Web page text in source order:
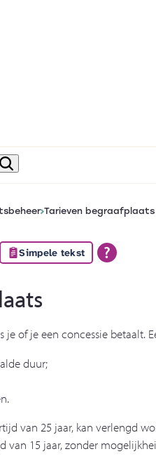
Tarieven begraafplaats
Simpele tekst
of je een concessie betaalt.
duur;
van 25 jaar, kan verlengd
van 15 jaar, zonder